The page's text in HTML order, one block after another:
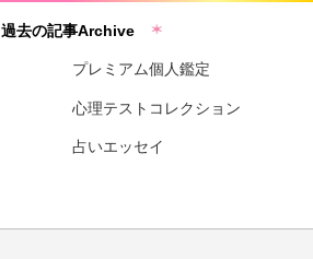
過去の記事Archive
プレミアム個人鑑定
心理テストコレクション
占いエッセイ